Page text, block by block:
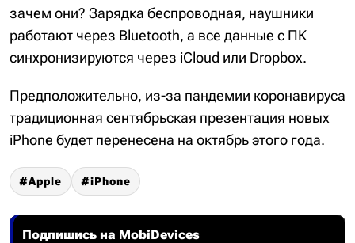
зачем они? Зарядка беспроводная, наушники
работают через Bluetooth, а все данные с ПК
синхронизируются через iCloud или Dropbox.
Предположительно, из-за пандемии коронавируса
традиционная сентябрьская презентация новых
iPhone будет перенесена на октябрь этого года.
Apple iPhone
Подпишись на MobiDevices